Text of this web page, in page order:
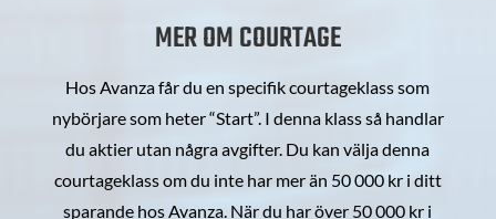
MER OM COURTAGE
Hos Avanza får du en specifik courtageklass som
nybörjare som heter “Start”. I denna klass så handlar
du aktier utan några avgifter. Du kan välja denna
courtageklass om du inte har mer än 50 000 kr i ditt
sparande hos Avanza. När du har över 50 000 kr i